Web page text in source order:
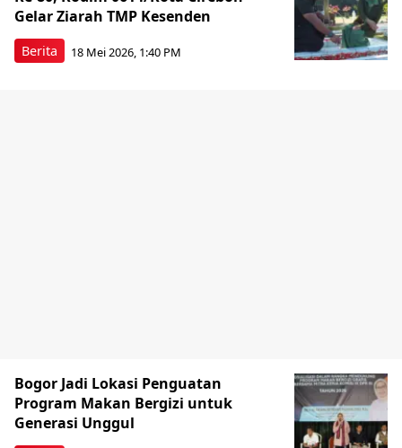
Berita
Gelar Ziarah TMP Kesenden
18 Mei 2026, 1:40 PM
Bogor Jadi Lokasi Penguatan
Program Makan Bergizi untuk
Generasi Unggul